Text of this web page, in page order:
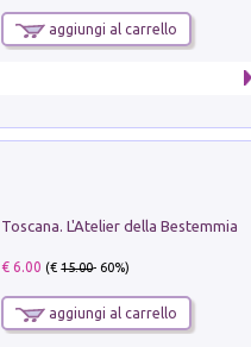
aggiungi al carrello
Toscana. L'Atelier della Bestemmia
€ 6.00 (€15.00- 60%)
aggiungi al carrello